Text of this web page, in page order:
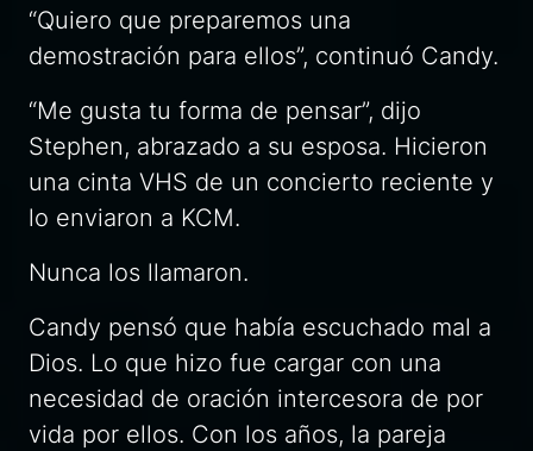
“Quiero que preparemos una
demostración para ellos”, continuó Candy.
“Me gusta tu forma de pensar”, dijo
Stephen, abrazado a su esposa. Hicieron
una cinta VHS de un concierto reciente y
lo enviaron a KCM.
Nunca los llamaron.
Candy pensó que había escuchado mal a
Dios. Lo que hizo fue cargar con una
necesidad de oración intercesora de por
vida por ellos. Con los años, la pareja